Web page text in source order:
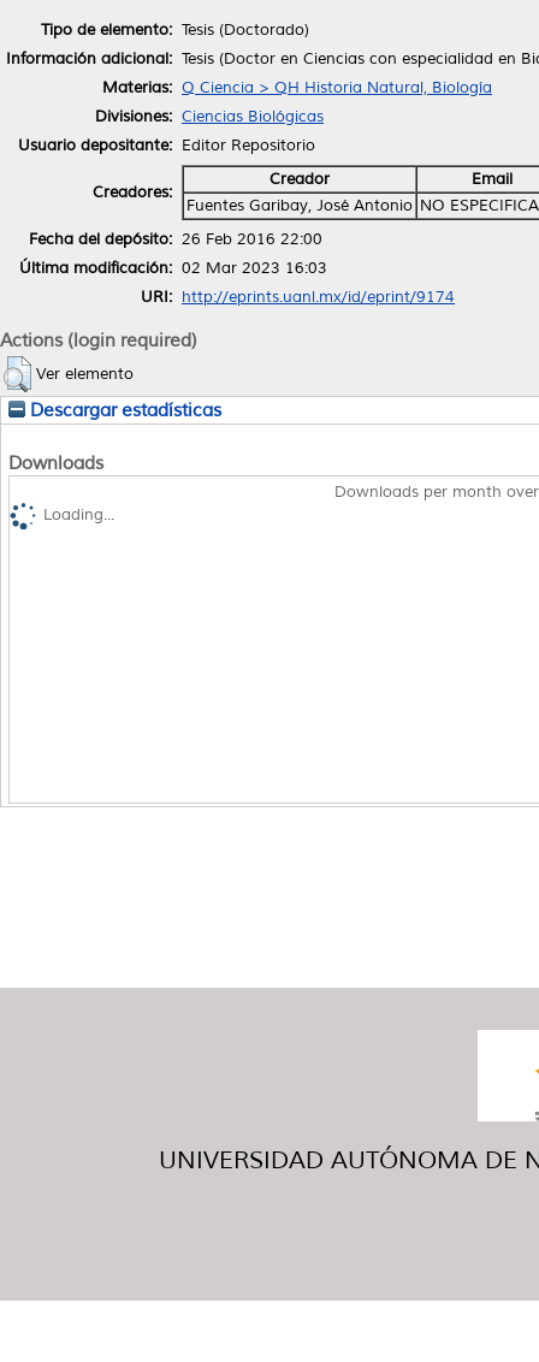
Tipo de elemento: Tesis (Doctorado)
Información adicional: Tesis (Doctor en Ciencias con especialidad en
Materias: Q Ciencia > QH Historia Natural, Biología
Divisiones: Ciencias Biológicas
Usuario depositante: Editor Repositorio
Creadores:
Creador
Email
Fuentes Garibay, José Antonio NO
Fecha del depósito: 26 Feb 2016 22:00
Última modificación: 02 Mar 2023 16:03
URI: http://eprints.uanl.mx/id/eprint/9174
Actions (login required)
Ver elemento
Descargar estadísticas
Downloads
Downloads per month
Loading...
UNIVERSIDAD AUTÓNOMA DE